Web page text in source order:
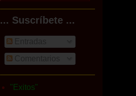
... Suscríbete ...
"Exitos"